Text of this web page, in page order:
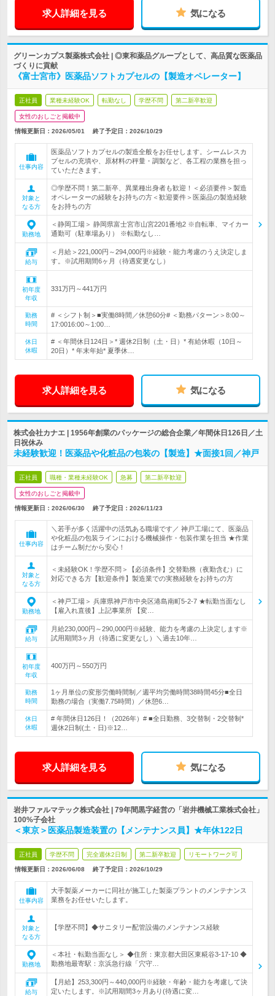
求人詳細を見る 気になる
グリーンカプス製薬株式会社 | ◎東和薬品グループとして、高品質な医薬品
づくりに貢献
《富士宮市》医薬品ソフトカプセルの【製造オペレーター】
正社員 業種未経験OK 転勤なし 学歴不問 第二新卒歓迎
女性のおしごと掲載中
情報更新日：2026/05/01 終了予定日： 2026/10/29
仕事内容
医薬品ソフトカプセルの製造全般をお任せします。シームレスカ
プセルの充填や、原材料の秤量・調製など、各工程の業務を担っ
ていただきます。
対象と
なる方
◎学歴不問！第二新卒、異業種出身者も歓迎！＜必須要件＞製造
オペレーターの経験をお持ちの方＜歓迎要件＞医薬品の製造経験
をお持ちの方
勤務地
＜静岡工場＞ 静岡県富士宮市山宮2201番地2 ※自転車、マイカー
通勤可（駐車場あり） ※転勤なし…
給与
＜月給＞221,000円～294,000円※経験・能力考慮のうえ決定しま
す。※試用期間6ヶ月（待遇変更なし）
初年度
年収
331万円～441万円
勤務
時間
# ＜シフト制＞■実働8時間／休憩60分# ＜勤務パターン＞8:00～
17:0016:00～1:00…
休日
休暇
# ＜年間休日124日＞* 週休2日制（土・日）* 有給休暇（10日～
20日）* 年末年始* 夏季休…
求人詳細を見る 気になる
株式会社カナエ | 1956年創業のパッケージの総合企業／年間休日126日／土
日祝休み
未経験歓迎！医薬品や化粧品の包装の【製造】★面接1回／神戸
正社員 職種・業種未経験OK 急募 第二新卒歓迎
女性のおしごと掲載中
情報更新日：2026/06/30 終了予定日： 2026/11/23
仕事内容
＼若手が多く活躍中の活気ある職場です／ 神戸工場にて、医薬品
や化粧品の包装ラインにおける機械操作・包装作業を担当 ★作業
はチーム制だから安心！
対象と
なる方
＜未経験OK！学歴不問＞【必須条件】交替勤務（夜勤含む）に
対応できる方【歓迎条件】製造業での実務経験をお持ちの方
勤務地
＜神戸工場＞ 兵庫県神戸市中央区港島南町5-2-7 ★転勤当面なし
【雇入れ直後】上記事業所 【変…
給与
月給230,000円～290,000円※経験、能力を考慮の上決定します※
試用期間3ヶ月（待遇に変更なし）＼過去10年…
初年度
年収
400万円～550万円
勤務
時間
1ヶ月単位の変形労働時間制／週平均労働時間38時間45分■全日
勤務の場合（実働7.75時間）／休憩6…
休日
休暇
# 年間休日126日！（2026年）# ■全日勤務、3交替制・2交替制*
週休2日制(土・日)※12…
求人詳細を見る 気になる
岩井ファルマテック株式会社 | 79年間黒字経営の「岩井機械工業株式会社」
100%子会社
＜東京＞医薬品製造装置の【メンテナンス員】★年休122日
正社員 学歴不問 完全週休2日制 第二新卒歓迎 リモートワーク可
情報更新日：2026/06/08 終了予定日： 2026/10/29
仕事内容
大手製薬メーカーに同社が施工した製薬プラントのメンテナンス
業務をお任せいたします。
対象と
なる方
【学歴不問】◆サニタリー配管設備のメンテナンス経験
勤務地
＜本社・転勤当面なし＞ ◆住所：東京都大田区東糀谷3-17-10 ◆
勤務地最寄駅：京浜急行線「穴守…
給与
【月給】253,300円～440,000円※経験・年齢・能力を考慮して決
定いたします。※試用期間3ヶ月あり(待遇に変…